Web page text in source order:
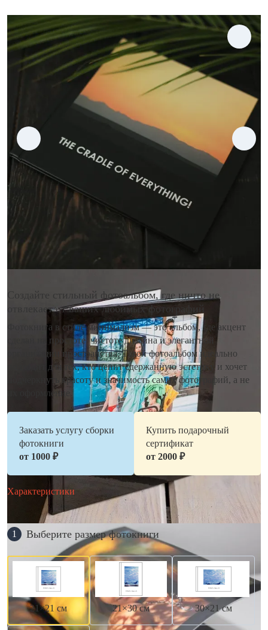
Создайте стильный фотоальбом, где ничто не
отвлекает от ваших любимых фотографий
Фотокнига в стиле минимализм — это альбом, где акцент
сделан на простоте, чистоте дизайна и элегантной
организации пространства. Такой фотоальбом идеально
подходит для тех, кто ценит сдержанную эстетику и хочет
подчеркнуть красоту и значимость самих фотографий, а не
их оформление.
Заказать услугу сборки
фотокниги
от 1000 ₽
Купить подарочный
сертификат
от 2000 ₽
Характеристики
1 Выберите размер фотокниги
21×21 см 21×30 см 30×21 см